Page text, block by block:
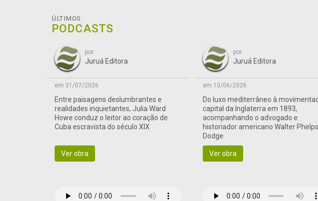
ÚLTIMOS
PODCASTS
por:
Juruá Editora
em 31/07/2026
Entre paisagens deslumbrantes e
realidades inquietantes, Julia Ward
Howe conduz o leitor ao coração de
Cuba escravista do século XIX
Ver obra
por:
Juruá Editora
em 10/06/2026
Do luxo mediterrâneo à
capital da Inglaterra em 1893,
acompanhando o advogado e
historiador americano Walter Phelps
Dodge
Ver obra